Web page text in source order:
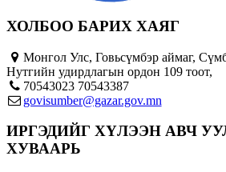
ХОЛБОО БАРИХ ХАЯГ
Монгол Улс, Говьсүмбэр аймаг,
Нутгийн удирдлагын ордон 109 тоот,
70543023 70543387
govisumber@gazar.gov.mn
ИРГЭДИЙГ ХҮЛЭЭН АВЧ
ХУВААРЬ